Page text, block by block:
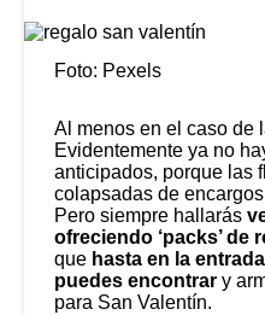
Foto: Pexels
Al menos en el caso de las mujeres, nunca falla.
Evidentemente ya no
anticipados, porque las
colapsadas de
Pero siempre hallarás
ofreciendo ‘packs’ de
que hasta en la
puedes encontrar y
para San Valentín.